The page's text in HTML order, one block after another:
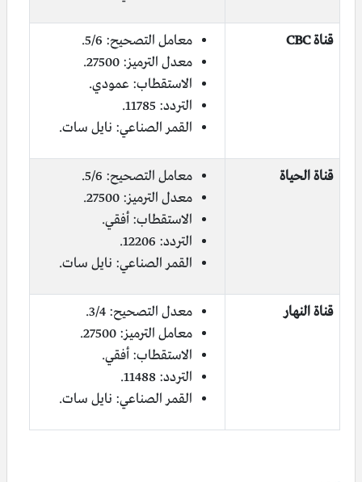
قناة CBC
معامل التصحيح: 5/6.
معدل الترميز: 27500.
الاستقطاب: عمودي.
التردد: 11785.
القمر الصناعي: نايل سات.
قناة الحياة
معامل التصحيح: 5/6.
معدل الترميز: 27500.
الاستقطاب: أفقي.
التردد: 12206.
القمر الصناعي: نايل سات.
قناة النهار
معدل التصحيح: 3/4.
معامل الترميز: 27500.
الاستقطاب: أفقي.
التردد: 11488.
القمر الصناعي: نايل سات.